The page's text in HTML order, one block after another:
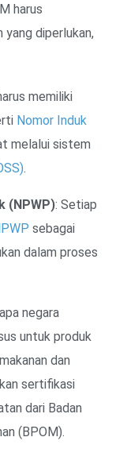
harus
yang diperlukan,
memiliki
Nomor Induk
melalui sistem
.
(NPWP): Setiap
sebagai
dalam proses
negara
untuk produk
dan
sertifikasi
dari Badan
(BPOM).